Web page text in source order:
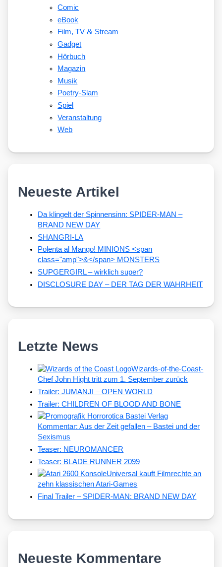
Comic
eBook
Film, TV&Stream
Gadget
Hörbuch
Magazin
Musik
Poetry-Slam
Spiel
Veranstaltung
Web
Neueste Artikel
Da klingelt der Spinnensinn: SPIDER-MAN –
BRAND NEW DAY
SHANGRI-LA
Polenta al Mango! MINIONS <span
class="amp">&</span> MONSTERS
SUPGERGIRL – wirklich super?
DISCLOSURE DAY – DER TAG DER WAHRHEIT
Letzte News
Wizards-of-the-Coast-
Chef John Hight tritt zum 1. September zurück
Trailer: JUMANJI – OPEN WORLD
Trailer: CHILDREN OF BLOOD AND BONE
Kommentar: Aus der Zeit gefallen – Bastei und der
Sexismus
Teaser: NEUROMANCER
Teaser: BLADE RUNNER 2099
Universal kauft Filmrechte an
zehn klassischen Atari-Games
Final Trailer – SPIDER-MAN: BRAND NEW DAY
Neueste Kommentare